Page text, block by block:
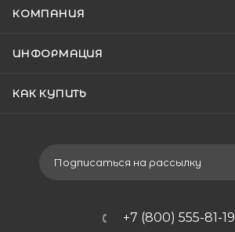
КОМПАНИЯ
ИНФОРМАЦИЯ
КАК КУПИТЬ
Подписаться на рассылку
+7 (800) 555-81-19